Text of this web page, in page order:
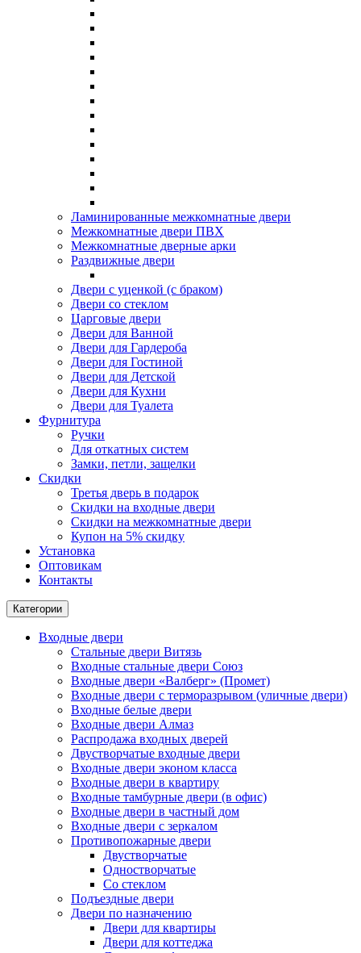
Ламинированные межкомнатные двери
Межкомнатные двери ПВХ
Межкомнатные дверные арки
Раздвижные двери
Двери с уценкой (с браком)
Двери со стеклом
Царговые двери
Двери для Ванной
Двери для Гардероба
Двери для Гостиной
Двери для Детской
Двери для Кухни
Двери для Туалета
Фурнитура
Ручки
Для откатных систем
Замки, петли, защелки
Скидки
Третья дверь в подарок
Скидки на входные двери
Скидки на межкомнатные двери
Купон на 5% скидку
Установка
Оптовикам
Контакты
Категории
Входные двери
Стальные двери Витязь
Входные стальные двери Союз
Входные двери «Валберг» (Промет)
Входные двери с терморазрывом (уличные двери)
Входные белые двери
Входные двери Алмаз
Распродажа входных дверей
Двустворчатые входные двери
Входные двери эконом класса
Входные двери в квартиру
Входные тамбурные двери (в офис)
Входные двери в частный дом
Входные двери с зеркалом
Противопожарные двери
Двустворчатые
Одностворчатые
Со стеклом
Подъездные двери
Двери по назначению
Двери для квартиры
Двери для коттеджа